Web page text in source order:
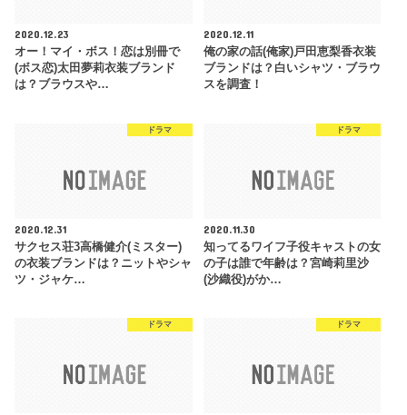
2020.12.23
オー！マイ・ボス！恋は別冊で
(ボス恋)太田夢莉衣装ブランド
は？ブラウスや…
2020.12.11
俺の家の話(俺家)戸田恵梨香衣装
ブランドは？白いシャツ・ブラウ
スを調査！
ドラマ
2020.12.31
サクセス荘3高橋健介(ミスター)
の衣装ブランドは？ニットやシャ
ツ・ジャケ…
ドラマ
2020.11.30
知ってるワイフ子役キャストの女
の子は誰で年齢は？宮崎莉里沙
(沙織役)がか…
ドラマ ドラマ